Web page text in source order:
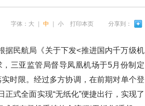
字体： 大 中 小 打印本页 分享到：
民航局《关于下发<推进国内千万级机
三亚监管局督导凤凰机场于5月份制定
时限。经过多方协调，在前期对单个登
式全面实现“无纸化”便捷出行，实现了